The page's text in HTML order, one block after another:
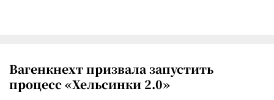
Вагенкнехт призвала запустить
процесс «Хельсинки 2.0»